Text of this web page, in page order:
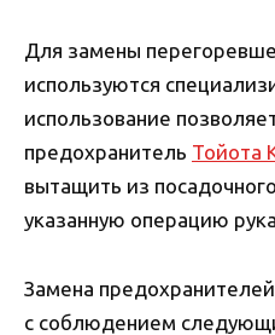
Для замены
используются
использование
предохранитель Тойота
вытащить из
указанную операцию
Замена
с соблюдением